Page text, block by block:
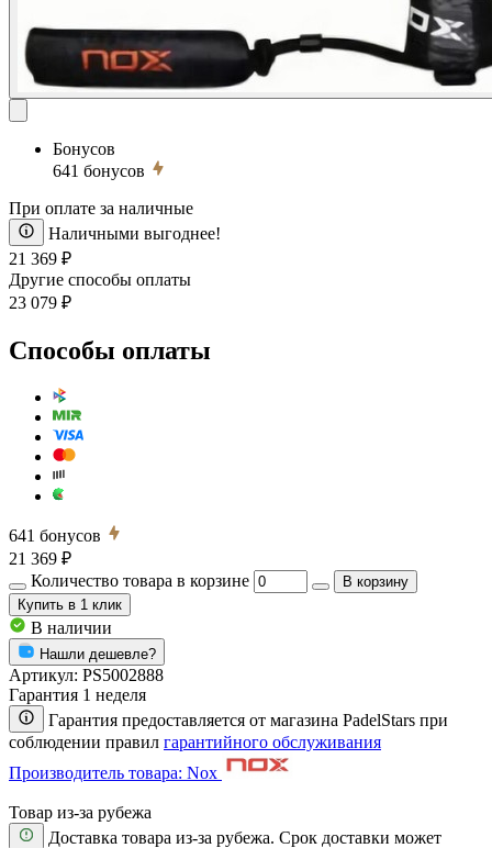
Бонусов
641 бонусов
При оплате за наличные
Наличными выгоднее!
21 369 ₽
Другие способы оплаты
23 079 ₽
Способы оплаты
641 бонусов
21 369 ₽
Количество товара в корзине
В корзину
Купить в 1 клик
В наличии
Нашли дешевле?
Артикул: PS5002888
Гарантия 1 неделя
Гарантия предоставляется от магазина PadelStars при
соблюдении правил гарантийного обслуживания
Производитель товара: Nox
Товар из-за рубежа
Доставка товара из-за рубежа. Срок доставки может